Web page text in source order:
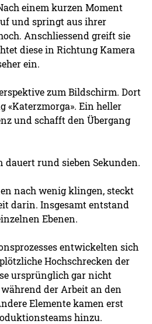
einem kurzen Moment
und springt aus ihrer
Anschliessend greift sie
diese in Richtung Kamera
ein.
zum Bildschirm. Dort
«Katerzmorga». Ein heller
und schafft den Übergang
dauert rund sieben Sekunden.
nach wenig klingen, steckt
darin. Insgesamt entstand
Ebenen.
entwickelten sich
Hochschrecken der
ursprünglich gar nicht
der Arbeit an den
Elemente kamen erst
hinzu.